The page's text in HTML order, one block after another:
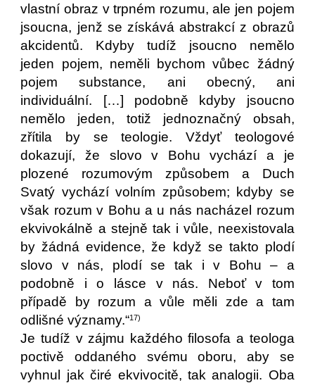
vlastní obraz v trpném rozumu, ale jen pojem
jsoucna, jenž se získává abstrakcí z obrazů
akcidentů. Kdyby tudíž jsoucno nemělo
jeden pojem, neměli bychom vůbec žádný
pojem substance, ani obecný, ani
individuální. […] podobně kdyby jsoucno
nemělo jeden, totiž jednoznačný obsah,
zřítila by se teologie. Vždyť teologové
dokazují, že slovo v Bohu vychází a je
plozené rozumovým způsobem a Duch
Svatý vychází volním způsobem; kdyby se
však rozum v Bohu a u nás nacházel rozum
ekvivokálně a stejně tak i vůle, neexistovala
by žádná evidence, že když se takto plodí
slovo v nás, plodí se tak i v Bohu – a
podobně i o lásce v nás. Neboť v tom
případě by rozum a vůle měli zde a tam
odlišné významy.“17)
Je tudíž v zájmu každého filosofa a teologa
poctivě oddaného svému oboru, aby se
vyhnul jak čiré ekvivocitě, tak analogii. Oba